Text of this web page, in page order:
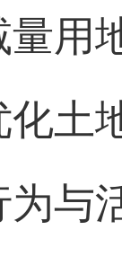
用
土
与